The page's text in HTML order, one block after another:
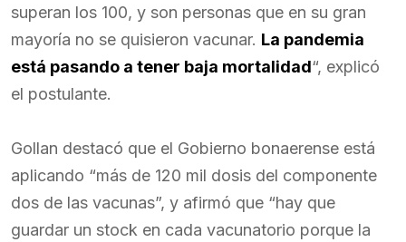
superan los 100, y son personas que en su gran
mayoría no se quisieron vacunar. La pandemia
está pasando a tener baja mortalidad“, explicó
el postulante.
Gollan destacó que el Gobierno bonaerense está
aplicando “más de 120 mil dosis del componente
dos de las vacunas”, y afirmó que “hay que
guardar un stock en cada vacunatorio porque la